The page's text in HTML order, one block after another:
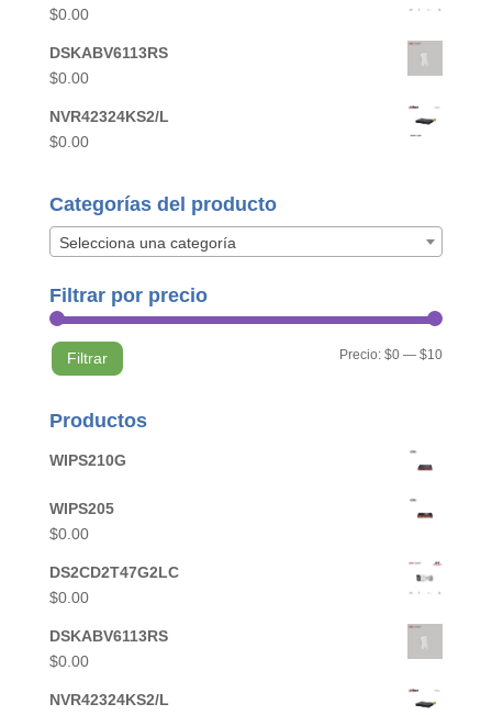
$0.00
DSKABV6113RS
$0.00
NVR42324KS2/L
$0.00
Categorías del producto
Selecciona una categoría
Filtrar por precio
Precio
Precio
Filtrar Precio:$0 —$10
Productos
WIPS210G
WIPS205
$0.00
DS2CD2T47G2LC
$0.00
DSKABV6113RS
$0.00
NVR42324KS2/L